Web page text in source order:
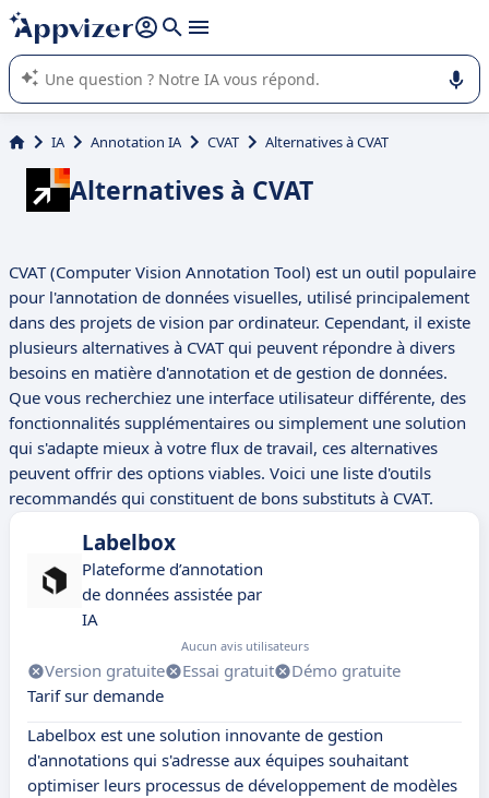
répondre (plusieurs lignes avec
L'IA de Appvizer vous guide dans l'utilisation ou la sélection de
logiciel SaaS en entreprise.
IA Annotation IA CVAT Alternatives à CVAT
Alternatives à CVAT
CVAT (Computer Vision Annotation Tool) est un outil populaire
pour l'annotation de données visuelles, utilisé principalement
dans des projets de vision par ordinateur. Cependant, il existe
plusieurs alternatives à CVAT qui peuvent répondre à divers
besoins en matière d'annotation et de gestion de données.
Que vous recherchiez une interface utilisateur différente, des
fonctionnalités supplémentaires ou simplement une solution
qui s'adapte mieux à votre flux de travail, ces alternatives
peuvent offrir des options viables. Voici une liste d'outils
recommandés qui constituent de bons substituts à CVAT.
Labelbox
Plateforme d’annotation
de données assistée par
IA
Aucun avis utilisateurs
Version gratuite Essai gratuit
Démo gratuite
Tarif sur demande
Labelbox est une solution innovante de gestion
d'annotations qui s'adresse aux équipes souhaitant
optimiser leurs processus de développement de modèles